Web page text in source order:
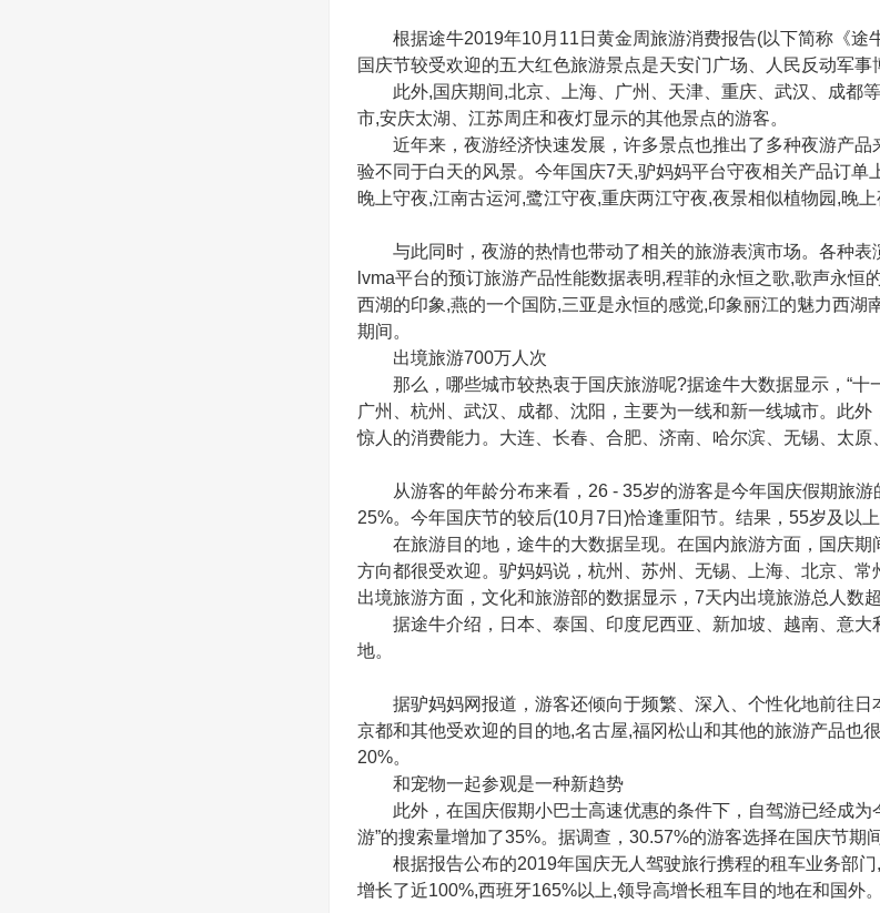
根据途牛2019年10月11日黄金周旅游消费报告(以下简称《途
国庆节较受欢迎的五大红色旅游景点是天安门广场、人民反动军
此外,国庆期间,北京、上海、广州、天津、重庆、武汉、成都等
市,安庆太湖、江苏周庄和夜灯显示的其他景点的游客。
近年来，夜游经济快速发展，许多景点也推出了多种夜游产品
验不同于白天的风景。今年国庆7天,驴妈妈平台守夜相关产品订
晚上守夜,江南古运河,鹭江守夜,重庆两江守夜,夜景相似植物园,晚
与此同时，夜游的热情也带动了相关的旅游表演市场。各种表
lvma平台的预订旅游产品性能数据表明,程菲的永恒之歌,歌声永
西湖的印象,燕的一个国防,三亚是永恒的感觉,印象丽江的魅力西
期间。
出境旅游700万人次
那么，哪些城市较热衷于国庆旅游呢?据途牛大数据显示，“十
广州、杭州、武汉、成都、沈阳，主要为一线和新一线城市。此
惊人的消费能力。大连、长春、合肥、济南、哈尔滨、无锡、太原
从游客的年龄分布来看，26 - 35岁的游客是今年国庆假期旅游
25%。今年国庆节的较后(10月7日)恰逢重阳节。结果，55岁及以
在旅游目的地，途牛的大数据呈现。在国内旅游方面，国庆期
方向都很受欢迎。驴妈妈说，杭州、苏州、无锡、上海、北京、
出境旅游方面，文化和旅游部的数据显示，7天内出境旅游总人数超
据途牛介绍，日本、泰国、印度尼西亚、新加坡、越南、意大
地。
据驴妈妈网报道，游客还倾向于频繁、深入、个性化地前往日
京都和其他受欢迎的目的地,名古屋,福冈松山和其他的旅游产品也
20%。
和宠物一起参观是一种新趋势
此外，在国庆假期小巴士高速优惠的条件下，自驾游已经成为
游”的搜索量增加了35%。据调查，30.57%的游客选择在国庆节期
根据报告公布的2019年国庆无人驾驶旅行携程的租车业务部门
增长了近100%,西班牙165%以上,领导高增长租车目的地在和国外。